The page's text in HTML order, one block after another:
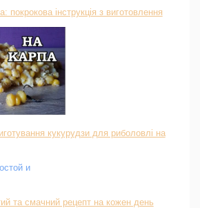
покрокова інструкція з виготовлення
кукурудзи для риболовлі на
та смачний рецепт на кожен день